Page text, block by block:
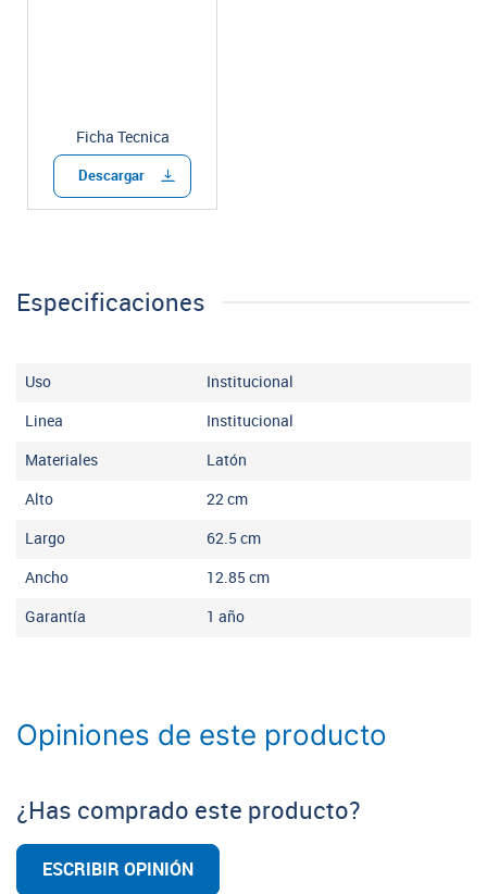
Ficha Tecnica
Descargar
Especificaciones
Uso Institucional
Linea Institucional
Materiales Latón
Alto 22cm
Largo 62.5 cm
Ancho 12.85 cm
Garantía 1 año
Opiniones de este producto
¿Has comprado este producto?
ESCRIBIR OPINIÓN